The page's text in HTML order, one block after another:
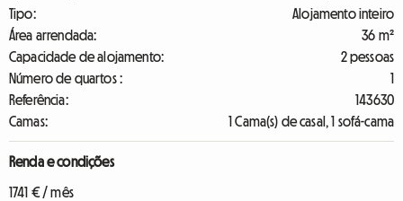
Tipo:
Alojamento inteiro
Área arrendada:
36 m²
Capacidade de alojamento:
2 pessoas
Número de quartos :
1
Referência:
143630
Camas:
1 Cama(s) de casal, 1 sofá-cama
Renda e condições
1741 € / mês